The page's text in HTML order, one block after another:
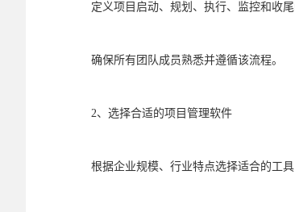
定义项目启动、规划、执行、监控和收尾
确保所有团队成员熟悉并遵循该流程。
2、选择合适的项目管理软件
根据企业规模、行业特点选择适合的工